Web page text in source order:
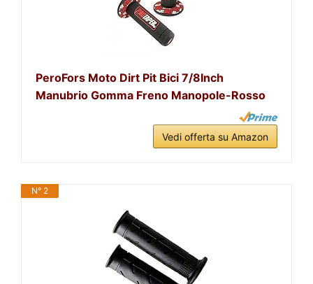
PeroFors Moto Dirt Pit Bici 7/8Inch
Manubrio Gomma Freno Manopole-Rosso
Vedi offerta su Amazon
N° 2